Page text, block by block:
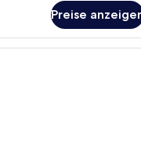
Preise
Ein Zimmer mit zwei Betten,